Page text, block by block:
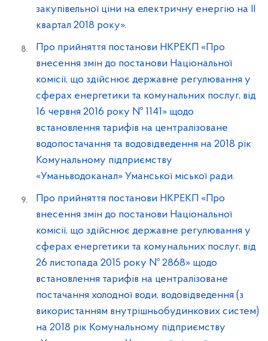
закупівельної ціни на електричну енергію на II
квартал 2018 року».
Про прийняття постанови НКРЕКП «Про
внесення змін до постанови Національної
комісії, що здійснює державне регулювання у
сферах енергетики та комунальних послуг, від
16 червня 2016 року № 1141» щодо
встановлення тарифів на централізоване
водопостачання та водовідведення на 2018 рік
Комунальному підприємству
«Уманьводоканал» Уманської міської ради.
Про прийняття постанови НКРЕКП «Про
внесення змін до постанови Національної
комісії, що здійснює державне регулювання у
сферах енергетики та комунальних послуг, від
26 листопада 2015 року № 2868» щодо
встановлення тарифів на централізоване
постачання холодної води, водовідведення (з
використанням внутрішньобудинкових систем)
на 2018 рік Комунальному підприємству